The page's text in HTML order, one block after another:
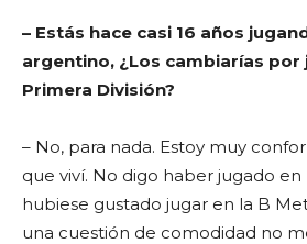
– Estás hace casi 16 años
argentino, ¿Los cambiarías por
Primera División?
– No, para nada. Estoy muy
que viví. No digo haber jugado
hubiese gustado jugar en la B
una cuestión de comodidad no